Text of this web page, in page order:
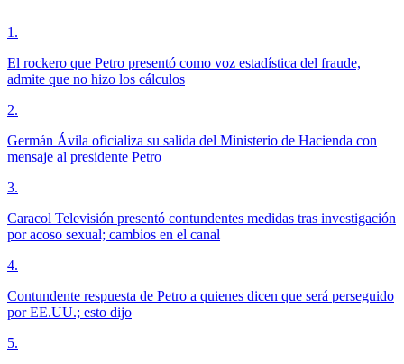
1 .
El rockero que Petro presentó como voz estadística del fraude,
admite que no hizo los cálculos
2.
Germán Ávila oficializa su salida del Ministerio de Hacienda con
mensaje al presidente Petro
3.
Caracol Televisión presentó contundentes medidas tras investigación
por acoso sexual; cambios en el canal
4.
Contundente respuesta de Petro a quienes dicen que será perseguido
por EE.UU.; esto dijo
5.